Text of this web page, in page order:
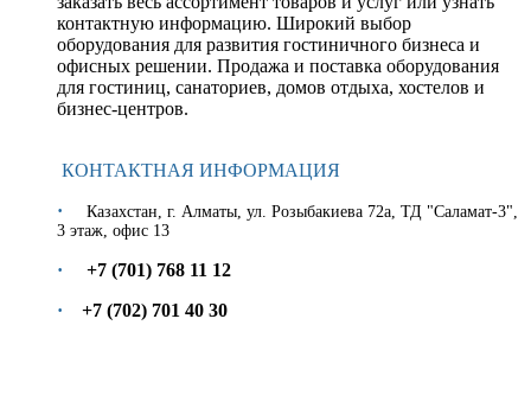
контактную информацию. Широкий выбор
оборудования для развития гостиничного бизнеса и
офисных решении. Продажа и поставка оборудования
для гостиниц, санаториев, домов отдыха, хостелов и
бизнес-центров.
КОНТАКТНАЯ ИНФОРМАЦИЯ
·
​Казахстан, г. Алматы, ул. Розыбакиева 72а, ТД "Саламат-3",
3 этаж, офис 13
· +7 (701) 768 11 12
·
+7 (702) 701 40 30